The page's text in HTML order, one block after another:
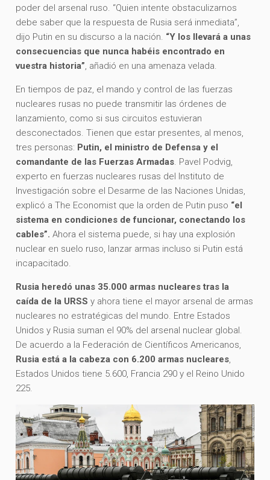
poder del arsenal ruso. “Quien intente obstaculizarnos
debe saber que la respuesta de Rusia será inmediata”,
dijo Putin en su discurso a la nación. “Y los llevará a unas
consecuencias que nunca habéis encontrado en
vuestra historia”, añadió en una amenaza velada.
En tiempos de paz, el mando y control de las fuerzas
nucleares rusas no puede transmitir las órdenes de
lanzamiento, como si sus circuitos estuvieran
desconectados. Tienen que estar presentes, al menos,
tres personas: Putin, el ministro de Defensa y el
comandante de las Fuerzas Armadas. Pavel Podvig,
experto en fuerzas nucleares rusas del Instituto de
Investigación sobre el Desarme de las Naciones Unidas,
explicó a The Economist que la orden de Putin puso “el
sistema en condiciones de funcionar, conectando los
cables”. Ahora el sistema puede, si hay una explosión
nuclear en suelo ruso, lanzar armas incluso si Putin está
incapacitado.
Rusia heredó unas 35.000 armas nucleares tras la
caída de la URSS y ahora tiene el mayor arsenal de armas
nucleares no estratégicas del mundo. Entre Estados
Unidos y Rusia suman el 90% del arsenal nuclear global.
De acuerdo a la Federación de Científicos Americanos,
Rusia está a la cabeza con 6.200 armas nucleares,
Estados Unidos tiene 5.600, Francia 290 y el Reino Unido
225.